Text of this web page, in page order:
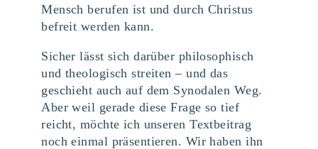
Mensch berufen ist und durch Christus
befreit werden kann.
Sicher lässt sich darüber philosophisch
und theologisch streiten – und das
geschieht auch auf dem Synodalen Weg.
Aber weil gerade diese Frage so tief
reicht, möchte ich unseren Textbeitrag
noch einmal präsentieren. Wir haben ihn